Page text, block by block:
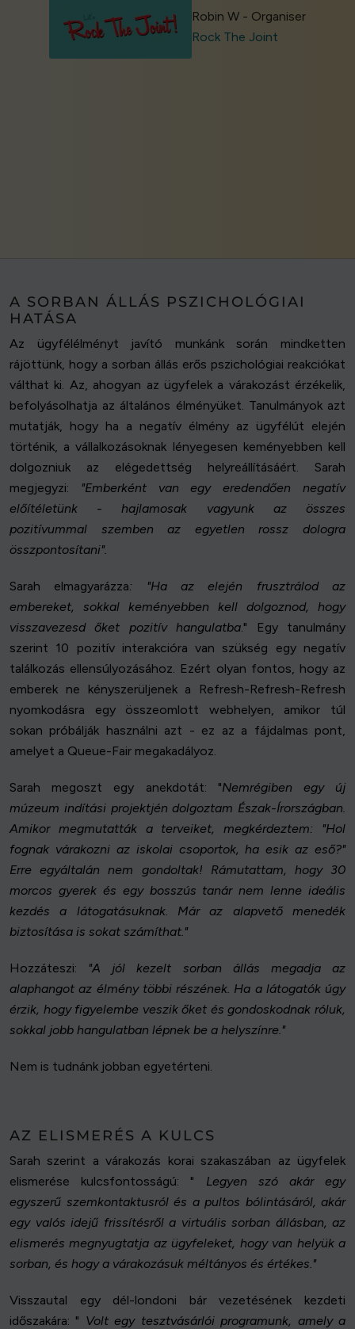
Robin W - Organiser
Rock The Joint
A SORBAN ÁLLÁS PSZICHOLÓGIAI
HATÁSA
Az ügyfélélményt javító munkánk során mindketten
rájöttünk, hogy a sorban állás erős pszichológiai reakciókat
válthat ki. Az, ahogyan az ügyfelek a várakozást érzékelik,
befolyásolhatja az általános élményüket. Tanulmányok azt
mutatják, hogy ha a negatív élmény az ügyfélút elején
történik, a vállalkozásoknak lényegesen keményebben kell
dolgozniuk az elégedettség helyreállításáért. Sarah
megjegyzi:
"Emberként van egy eredendően negatív
előítéletünk - hajlamosak vagyunk az összes
pozitívummal szemben az egyetlen rossz dologra
összpontosítani".
Sarah elmagyarázza: "Ha az elején frusztrálod az
embereket, sokkal keményebben kell dolgoznod, hogy
visszavezesd őket pozitív hangulatba ." Egy tanulmány
szerint 10 pozitív interakcióra van szükség egy negatív
találkozás ellensúlyozásához. Ezért olyan fontos, hogy az
emberek ne kényszerüljenek a Refresh-Refresh-Refresh
nyomkodásra egy összeomlott webhelyen, amikor túl
sokan próbálják használni azt - ez az a fájdalmas pont,
amelyet a Queue-Fair megakadályoz.
Sarah megoszt egy anekdotát: "Nemrégiben egy új
múzeum indítási projektjén dolgoztam Észak-Írországban.
Amikor megmutatták a terveiket, megkérdeztem: "Hol
fognak várakozni az iskolai csoportok, ha esik az eső?"
Erre egyáltalán nem gondoltak! Rámutattam, hogy 30
morcos gyerek és egy bosszús tanár nem lenne ideális
kezdés a látogatásuknak. Már az alapvető menedék
biztosítása is sokat számíthat."
Hozzáteszi: "A jól kezelt sorban állás megadja az
alaphangot az élmény többi részének. Ha a látogatók úgy
érzik, hogy figyelembe veszik őket és gondoskodnak róluk,
sokkal jobb hangulatban lépnek be a helyszínre."
Nem is tudnánk jobban egyetérteni.
AZ ELISMERÉS A KULCS
Sarah szerint a várakozás korai szakaszában az ügyfelek
elismerése kulcsfontosságú: " Legyen szó akár egy
egyszerű szemkontaktusról és a pultos bólintásáról, akár
egy valós idejű frissítésről a virtuális sorban állásban, az
elismerés megnyugtatja az ügyfeleket, hogy van helyük a
sorban, és hogy a várakozásuk méltányos és értékes."
Visszautal egy dél-londoni bár vezetésének kezdeti
időszakára: " Volt egy tesztvásárlói programunk, amely a